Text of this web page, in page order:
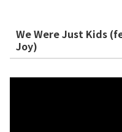
We Were Just Kids
Joy)